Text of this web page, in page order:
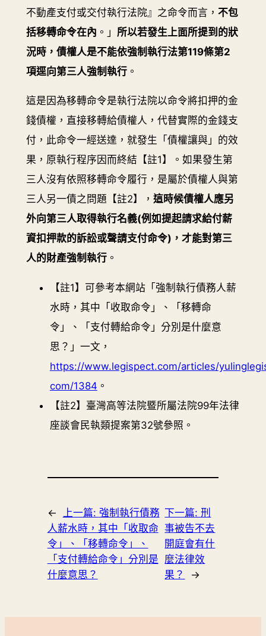
不動產支付或交付執行法院』之命令而言， 不包
括移轉命令在內 。」 所以若發生上面所提到的狀
況時，債權人是不能依強制執行法第119條第2
項逕向第三人強制執行。
這是因為移轉命令是執行法院以命令將扣押的金
錢債權，直接移轉給債權人，代替實際的金錢支
付，此命令一經送達，就發生「債權讓與」的效
果，原執行程序因而終結【註1】。如果發生第
三人沒有依照移轉命令履行，是屬於債權人與第
三人另一債之問題【註2】， 這時候債權人應另
外向第三人取得執行名義(例如提起請求給付薪
資扣押款的訴訟或聲請支付命令)，才能對第三
人的財產強制執行。
【註1】可參考本網站「強制執行債務人薪
水時，其中「收取命令」、「移轉命
令」、「支付轉給命令」分別是什麼意
思？」一文，
https://www.legispect.com/articles/
com/1384 。
【註2】臺灣高等法院暨所屬法院99年法律
座談會民執類提案第32號參照。
← 上一篇: 強制執行債務
人薪水時，其中「收取命
令」、「移轉命令」、
「支付轉給命令」分別是
什麼意思？
下一篇:刑
事被告不去
開庭會有什
麼法律效
果？
→